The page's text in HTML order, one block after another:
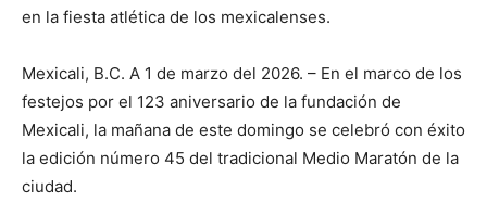
en la fiesta atlética de los mexicalenses.
Mexicali, B.C. A 1 de marzo del 2026. – En el marco de los
festejos por el 123 aniversario de la fundación de
Mexicali, la mañana de este domingo se celebró con éxito
la edición número 45 del tradicional Medio Maratón de la
ciudad.